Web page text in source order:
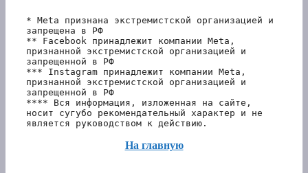
* Meta признана экстремистской организацией и
запрещена в РФ
** Facebook принадлежит компании Meta,
признанной экстремистской организацией и
запрещенной в РФ
*** Instagram принадлежит компании Meta,
признанной экстремистской организацией и
запрещенной в РФ
**** Вся информация, изложенная на сайте,
носит сугубо рекомендательный характер и не
является руководством к действию.
На главную